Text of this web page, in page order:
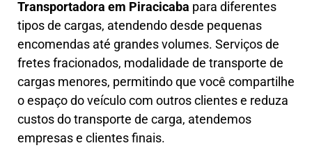
Transportadora em Piracicaba para diferentes
tipos de cargas, atendendo desde pequenas
encomendas até grandes volumes. Serviços de
fretes fracionados, modalidade de transporte de
cargas menores, permitindo que você compartilhe
o espaço do veículo com outros clientes e reduza
custos do transporte de carga, atendemos
empresas e clientes finais.